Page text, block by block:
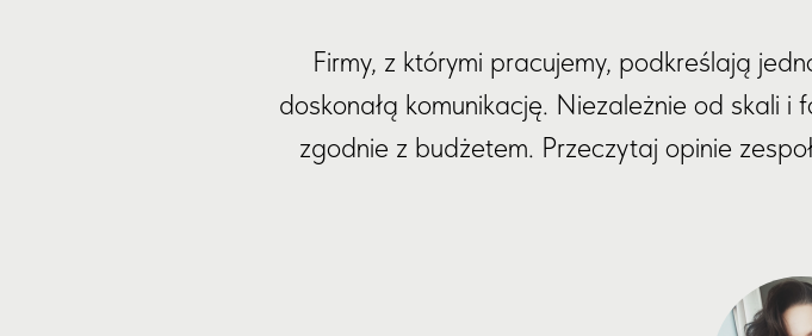
Firmy, z którymi pracujemy, podkreślają
doskonałą komunikację. Niezależnie od skali i
zgodnie z budżetem. Przeczytaj opinie